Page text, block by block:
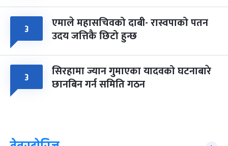
३ एमाले महासचिवको दाबी- रास्वपाको पतन
उदय जत्तिकै छिटो हुन्छ
३ सिरहामा ज्यान गुमाएका यादवको घटनाबारे
छानबिन गर्न समिति गठन